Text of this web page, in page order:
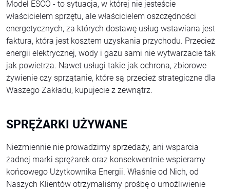
Model ESCO - to sytuacja, w której nie jesteście
właścicielem sprzętu, ale właścicielem oszczędności
energetycznych, za których dostawę usług wstawiana jest
faktura, która jest kosztem uzyskania przychodu. Przecież
energii elektrycznej, wody i gazu sami nie wytwarzacie tak
jak powietrza. Nawet usługi takie jak ochrona, zbiorowe
żywienie czy sprzątanie, które są przecież strategiczne dla
Waszego Zakładu, kupujecie z zewnątrz.
SPRĘŻARKI UŻYWANE
Niezmiennie nie prowadzimy sprzedaży, ani wsparcia
żadnej marki sprężarek oraz konsekwentnie wspieramy
końcowego Użytkownika Energii. Właśnie od Nich, od
Naszych Klientów otrzymaliśmy prośbę o umożliwienie